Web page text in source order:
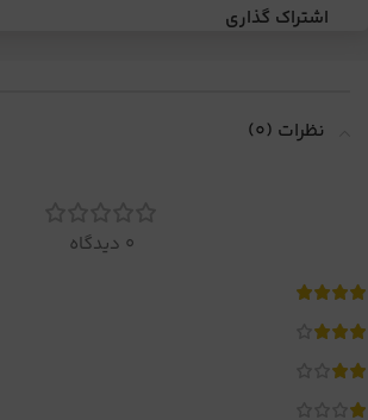
اشتراک گذاری
نظرات (0)
0 دیدگاه